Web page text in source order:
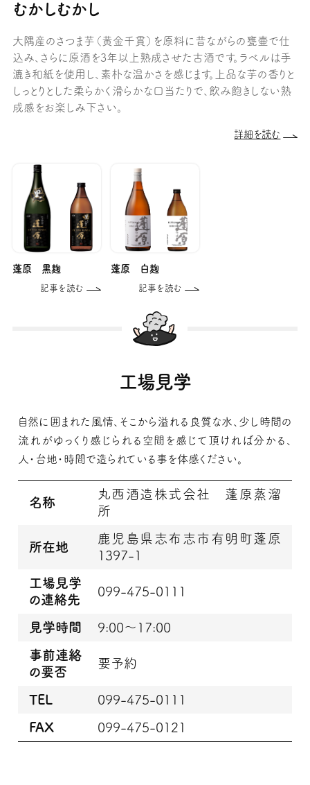
むかしむかし
大隅産のさつま芋（黄金千貫）を原料に昔ながらの甕壷で仕
込み、さらに原酒を3年以上熟成させた古酒です。ラベルは手
漉き和紙を使用し、素朴な温かさを感じます。上品な芋の香りと
しっとりとした柔らかく滑らかな口当たりで、飲み飽きしない熟
成感をお楽しみ下さい。
詳細を読む
蓬原 黒麹
記事を読む
蓬原 白麹
記事を読む
工場見学
自然に囲まれた風情、そこから溢れる良質な水、少し時間の
流れがゆっくり感じられる空間を感じて頂ければ分かる、
人・台地・時間で造られている事を体感ください。
名称
丸西酒造株式会社 蓬原蒸溜
所
所在地
鹿児島県志布志市有明町蓬原
1397-1
工場見学
の連絡先
099-475-0111
見学時間 9:00～17:00
事前連絡
の要否
要予約
TEL 099-475-0111
FAX 099-475-0121